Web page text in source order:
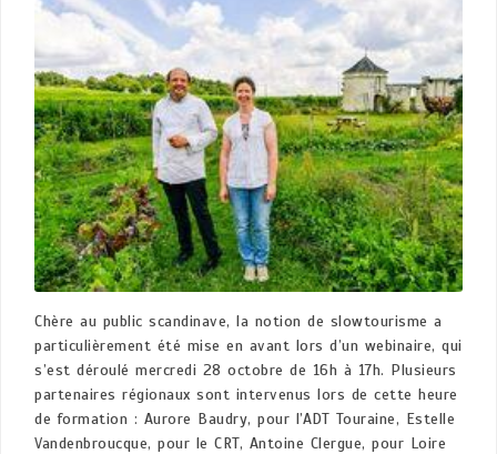
Chère au public scandinave, la notion de slowtourisme a
particulièrement été mise en avant lors d’un webinaire, qui
s’est déroulé mercredi 28 octobre de 16h à 17h. Plusieurs
partenaires régionaux sont intervenus lors de cette heure
de formation : Aurore Baudry, pour l’ADT Touraine, Estelle
Vandenbroucque, pour le CRT, Antoine Clergue, pour Loire